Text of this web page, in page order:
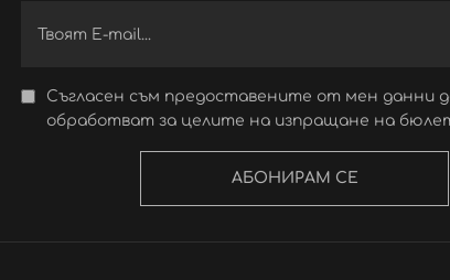
Съгласен съм предоставените от мен данни
обработват за целите на изпращане на
АБОНИРАМ СЕ